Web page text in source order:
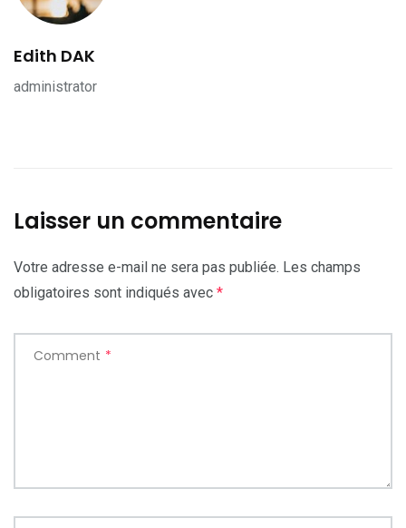
Edith DAK
administrator
Laisser un commentaire
Votre adresse e-mail ne sera pas publiée. Les champs
obligatoires sont indiqués avec *
Comment *